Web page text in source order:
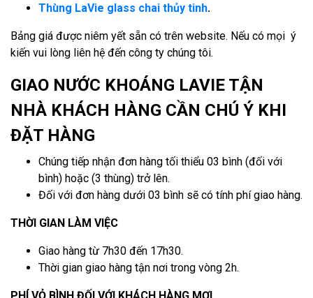
Thùng LaVie glass chai thủy tinh.
Bảng giá được niêm yết sẵn có trên website. Nếu có mọi ý
kiến vui lòng liên hệ đến công ty chúng tôi.
GIAO NƯỚC KHOÁNG LAVIE TẬN
NHÀ KHÁCH HÀNG CẦN CHÚ Ý KHI
ĐẶT HÀNG
Chúng tiếp nhận đơn hàng tối thiểu 03 bình (đối với
bình) hoặc (3 thùng) trở lên.
Đối với đơn hàng dưới 03 bình sẽ có tính phí giao hàng.
THỜI GIAN LÀM VIỆC
Giao hàng từ 7h30 đến 17h30.
Thời gian giao hàng tận nơi trong vòng 2h.
PHÍ VỎ BÌNH ĐỐI VỚI KHÁCH HÀNG MƠI